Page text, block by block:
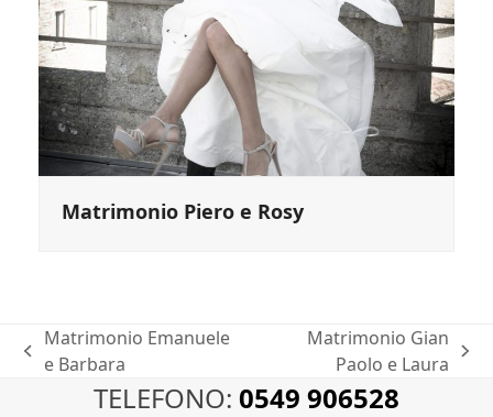
Matrimonio Piero e Rosy
post
precedente:
Matrimonio Emanuele
e Barbara
successivo:
Matrimonio Gian
Paolo e Laura
TELEFONO: 0549 906528